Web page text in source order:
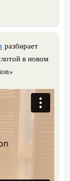
разбирает
в новом